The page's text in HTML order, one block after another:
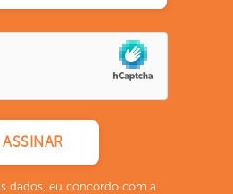
dados, eu concordo com a